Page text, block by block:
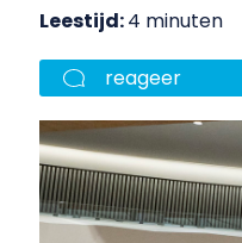
Leestijd:4 minuten
reageer